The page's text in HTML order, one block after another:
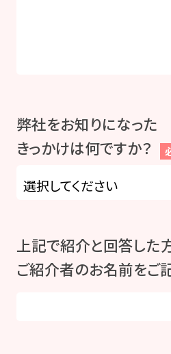
弊社をお知りになった
きっかけは何ですか？
上記で紹介と回答した
ご紹介者のお名前をご